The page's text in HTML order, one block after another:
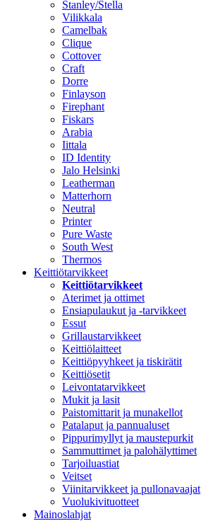
Stanley/Stella
Vilikkala
Camelbak
Clique
Cottover
Craft
Dorre
Finlayson
Firephant
Fiskars
Arabia
Iittala
ID Identity
Jalo Helsinki
Leatherman
Matterhorn
Neutral
Printer
Pure Waste
South West
Thermos
Keittiötarvikkeet
Keittiötarvikkeet
Aterimet ja ottimet
Ensiapulaukut ja -tarvikkeet
Essut
Grillaustarvikkeet
Keittiölaitteet
Keittiöpyyhkeet ja tiskirätit
Keittiösetit
Leivontatarvikkeet
Mukit ja lasit
Paistomittarit ja munakellot
Patalaput ja pannualuset
Pippurimyllyt ja maustepurkit
Sammuttimet ja palohälyttimet
Tarjoiluastiat
Veitset
Viinitarvikkeet ja pullonavaajat
Vuolukivituotteet
Mainoslahjat